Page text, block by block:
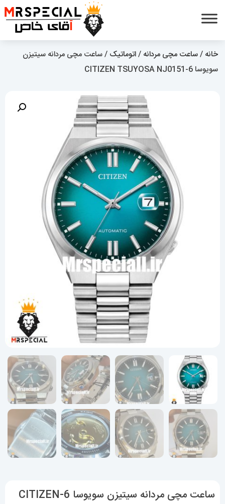
خانه /ساعت مچی مردانه /اتوماتیک / ساعت مچی مردانه سیتیزن
سویوسا 6-CITIZEN TSUYOSA NJ0151
ساعت مچی مردانه سیتیزن سویوسا 6-CITIZEN